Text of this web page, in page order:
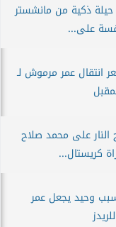
حيلة ذكية من مانشستر
على...
انتقال عمر مرموش لـ
على محمد صلاح
كريستال...
وحيد يجعل عمر